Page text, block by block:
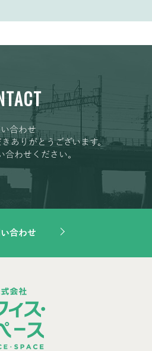
合わせ
ありがとうございます。
合わせください。
合わせ